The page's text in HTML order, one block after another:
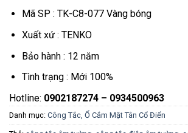
Mã SP : TK-C8-077 Vàng bóng
Xuất xứ : TENKO
Bảo hành : 12 năm
Tình trạng : Mới 100%
Hotline: 0902187274 – 0934500963
Danh mục: Công Tắc, Ổ Cắm Mặt Tân Cổ Điển